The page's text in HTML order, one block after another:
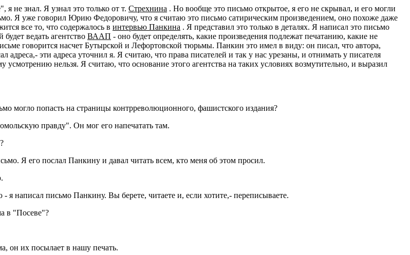
знал. Я узнал это только от т. Стрехнина . Но вообще это письмо открытое, я его не скрывал, и его могли
Я уже говорил Юрию Федоровичу, что я считаю это письмо сатирическим произведением, оно похоже даже
все то, что содержалось в интервью Панкина . Я представил это только в деталях. Я написал это письмо
ведать агентство ВААП - оно будет определять, какие произведения подлежат печатанию, какие не
говорится насчет Бутырской и Лефортовской тюрьмы. Панкин это имел в виду: он писал, что автора,
эти адреса уточнил я. Я считаю, что права писателей и так у нас урезаны, и отнимать у писателя
усмотрению нельзя. Я считаю, что основание этого агентства на таких условиях возмутительно, и выразил
могло попасть на страницы контрреволюционного, фашистского издания?
правду". Он мог его напечатать там.
Я его послал Панкину и давал читать всем, кто меня об этом просил.
письмо Панкину. Вы берете, читаете и, если хотите,- переписываете.
в "Посеве"?
он их посылает в нашу печать.